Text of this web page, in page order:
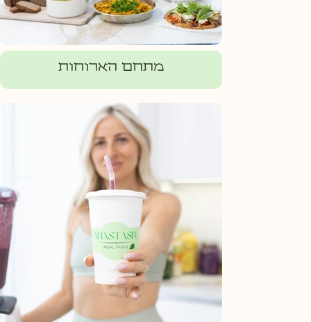
מתחם הארוחות